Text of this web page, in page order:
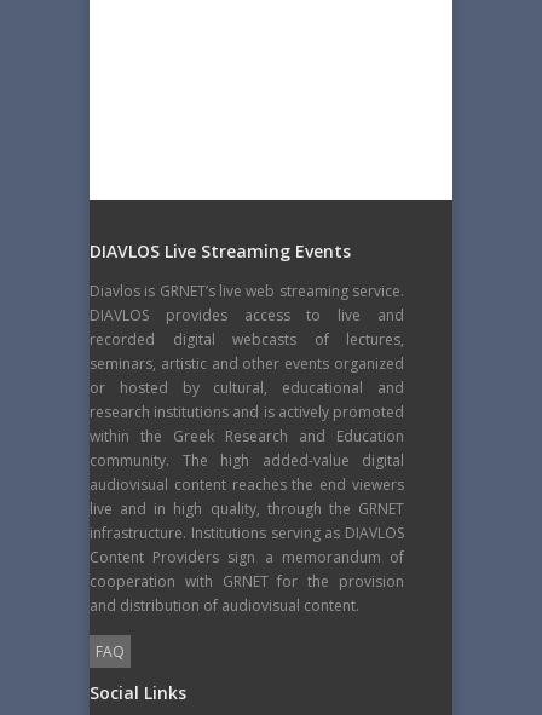
DIAVLOS Live Streaming Events
Diavlos is GRNET’s live web streaming service.
DIAVLOS provides access to live and
recorded digital webcasts of lectures,
seminars, artistic and other events organized
or hosted by cultural, educational and
research institutions and is actively promoted
within the Greek Research and Education
community. The high added-value digital
audiovisual content reaches the end viewers
live and in high quality, through the GRNET
infrastructure. Institutions serving as DIAVLOS
Content Providers sign a memorandum of
cooperation with GRNET for the provision
and distribution of audiovisual content.
FAQ
Social Links